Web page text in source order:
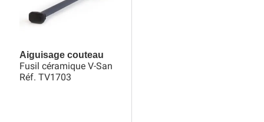
Aiguisage couteau
Fusil céramique V-San
Réf. TV1703